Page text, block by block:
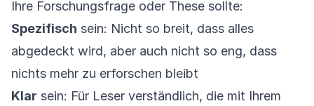
Ihre Forschungsfrage oder These sollte:
Spezifisch sein: Nicht so breit, dass alles
abgedeckt wird, aber auch nicht so eng, dass
nichts mehr zu erforschen bleibt
Klar sein: Für Leser verständlich, die mit Ihrem